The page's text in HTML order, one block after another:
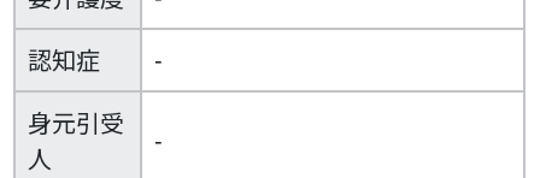
認知症 -
身元引受
人
-